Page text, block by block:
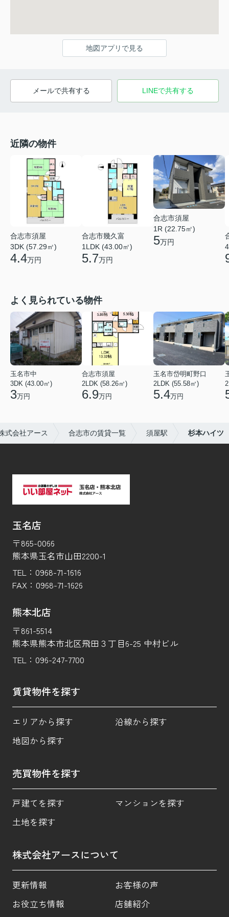
地図アプリで見る
メールで共有する LINEで共有する
近隣の物件
合志市須屋
3DK (57.29㎡)
4.4万円
合志市幾久富
1LDK (43.00㎡)
5.7万円
合志市須屋
1R (22.75㎡)
5万円
よく見られている物件
玉名市中
3DK (43.00㎡)
3万円
合志市須屋
2LDK (58.26㎡)
6.9万円
玉名市岱明町野口
2LDK (55.58㎡)
5.4万円
式会社アース 合志市の賃貸一覧 須屋駅 杉本ハイツ
玉名店
〒865-0066
熊本県玉名市山田2200-1
TEL： 0968-71-1616
FAX： 0968-71-1626
熊本北店
〒861-5514
熊本県熊本市北区飛田３丁目6-25 中村ビル
TEL： 096-247-7700
賃貸物件を探す
エリアから探す
沿線から探す
地図から探す
売買物件を探す
戸建てを探す
マンションを探す
土地を探す
株式会社アースについて
更新情報
お客様の声
お役立ち情報
店舗紹介